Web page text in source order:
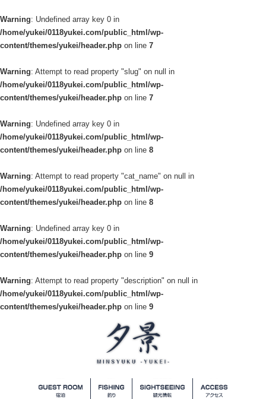
Warning: Undefined array key 0 in
/home/yukei/0118yukei.com/public_html/wp-
content/themes/yukei/header.php on line 7
Warning: Attempt to read property "slug" on null in
/home/yukei/0118yukei.com/public_html/wp-
content/themes/yukei/header.php on line 7
Warning: Undefined array key 0 in
/home/yukei/0118yukei.com/public_html/wp-
content/themes/yukei/header.php on line 8
Warning: Attempt to read property "cat_name" on null in
/home/yukei/0118yukei.com/public_html/wp-
content/themes/yukei/header.php on line 8
Warning: Undefined array key 0 in
/home/yukei/0118yukei.com/public_html/wp-
content/themes/yukei/header.php on line 9
Warning: Attempt to read property "description" on null in
/home/yukei/0118yukei.com/public_html/wp-
content/themes/yukei/header.php on line 9